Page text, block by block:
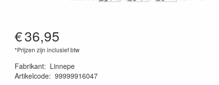
€36,95
*Prijzen zijn inclusief btw
Fabrikant: Linnepe
Artikelcode: 99999916047